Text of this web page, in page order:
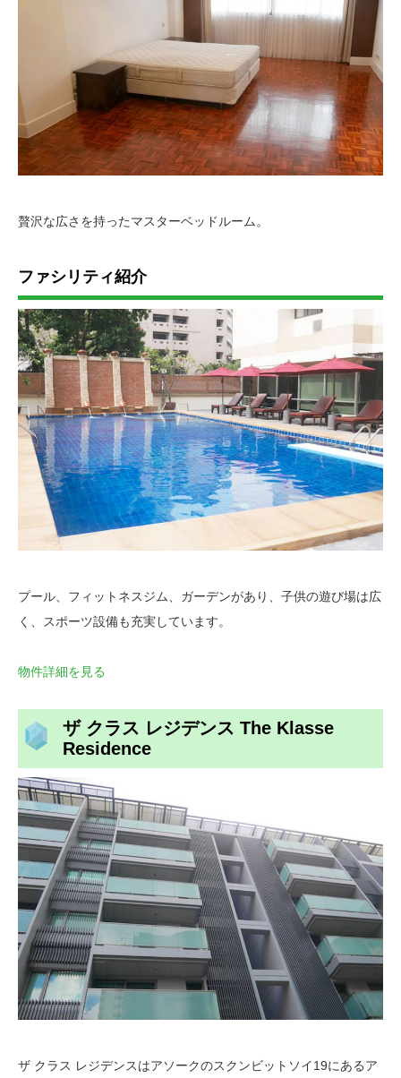
贅沢な広さを持ったマスターベッドルーム。
ファシリティ紹介
プール、フィットネスジム、ガーデンがあり、子供の遊び場は広
く、スポーツ設備も充実しています。
物件詳細を見る
ザ クラス レジデンス The Klasse
Residence
ザ クラス レジデンスはアソークのスクンビットソイ19にあるア